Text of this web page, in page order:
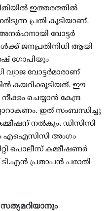
ഇത്തരത്തില്‍
പ്രതി കൂടിയാണ്.
വോട്ടര്‍
ജനപ്രതിനിധി ആയി
ഗോപിയും
വോട്ടര്‍മാരാണ്
കയറിക്കൂടിയത്. ഈ
ചെയ്യാന്‍ കേന്ദ്ര
ഇത് സംബന്ധിച്ചു
നല്‍കും. ഡിസിസി
എഐസിസി അംഗം
പൊലീസ് കമ്മീഷണര്‍
പ്രതാപന്‍ പരാതി
സത്യമറിയാനും